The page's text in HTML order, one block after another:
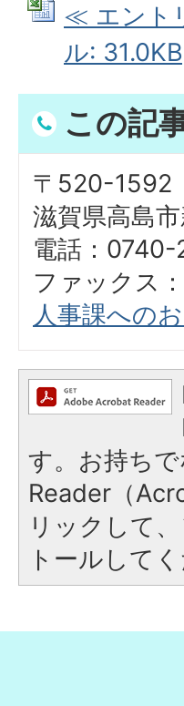
≪ エント
ル:
この記
〒520-1592
滋賀県高島
電話：
ファックス
人事課への
す。お持ち
Reader（
リックして
トールしてく